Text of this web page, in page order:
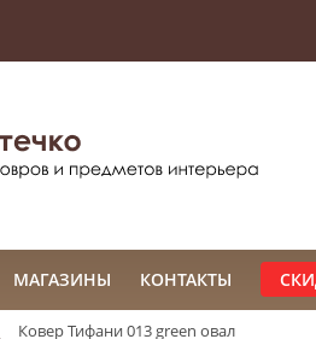
МАГАЗИНЫ КОНТАКТЫ
Ковер Тифани 013 green овал